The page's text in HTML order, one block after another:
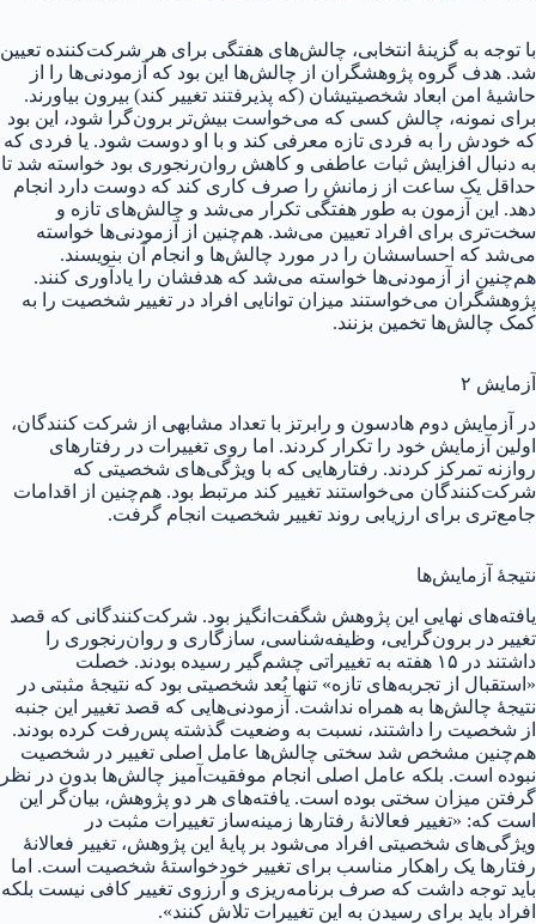
با توجه به گزینهٔ انتخابی، چالش‌های هفتگی برای هر شرکت‌کننده تعیین
شد. هدف گروه پژوهشگران از چالش‌ها این بود که آزمودنی‌ها را از
حاشیهٔ امن‌ ابعاد شخصیتیشان (که پذیرفتند تغییر کند) بیرون بیاورند.
برای نمونه، چالش کسی که می‌خواست بیش‌تر برون‌گرا شود، این بود
که خودش را به فردی تازه معرفی کند و با او دوست شود. یا فردی که
به دنبال افزایش ثبات عاطفی‌ و کاهش روان‌رنجوری بود خواسته شد تا
حداقل یک ساعت از زمانش را صرف کاری کند که دوست دارد انجام
دهد. این آزمون به طور هفتگی تکرار می‌شد و چالش‌های تازه و
سخت‌تری برای افراد تعیین می‌شد. هم‌چنین از آزمودنی‌ها خواسته
می‌شد که احساسشان را در مورد چالش‌ها و انجام آن بنویسند.
هم‌چنین از آزمودنی‌ها خواسته می‌شد که هدفشان را یادآوری کنند.
پژوهشگران می‌خواستند میزان توانایی افراد در تغییر شخصیت را به
کمک چالش‌ها تخمین بزنند.
آزمایش ۲
در آزمایش دوم هادسون و رابرتز با تعداد مشابهی از شرکت کنندگان،
اولین آزمایش خود را تکرار کردند. اما روی تغییرات در رفتارهای
روازنه تمرکز کردند. رفتارهایی که با ویژگی‌های شخصیتی که
شرکت‌کنندگان می‌خواستند تغییر کند مرتبط بود. هم‌چنین از اقدامات
جامع‌تری برای ارزیابی روند تغییر شخصیت انجام گرفت.
نتیجهٔ آزمایش‌ها
یافته‌های نهایی این پژوهش شگفت‌انگیز بود. شرکت‌کنندگانی که قصد
تغییر در برون‌گرایی، وظیفه‌شناسی، سازگاری و روان‌رنجوری را
داشتند در ۱۵ هفته به تغییراتی چشم‌گیر رسیده بودند. خصلت
«استقبال از تجربه‌های تازه» تنها بُعد شخصیتی بود که نتیجهٔ مثبتی در
نتیجهٔ چالش‌ها به همراه نداشت. آزمودنی‌هایی که قصد تغییر این جنبه
از شخصیت را داشتند، نسبت به وضعیت گذشته پس‌رفت کرده بودند.
هم‌چنین مشخص شد سختی چالش‌ها عامل اصلی تغییر در شخصیت
نبوده است. بلکه عامل اصلی انجام موفقیت‌آمیز چالش‌ها بدون در نظر
گرفتن میزان سختی بوده است. یافته‌های هر دو پژوهش، بیان‌گر این
است که: «تغییر فعالانهٔ رفتارها زمینه‌ساز تغییرات مثبت در
ویژگی‌های شخصیتی افراد می‌شود بر پایهٔ این پژوهش، تغییر فعالانۀ
رفتارها یک راهکار مناسب برای تغییر خودخواستهٔ شخصیت است. اما
باید توجه داشت که صرف برنامه‌ریزی و آرزوی تغییر کافی نیست بلکه
افراد باید برای رسیدن به این تغییرات تلاش کنند».